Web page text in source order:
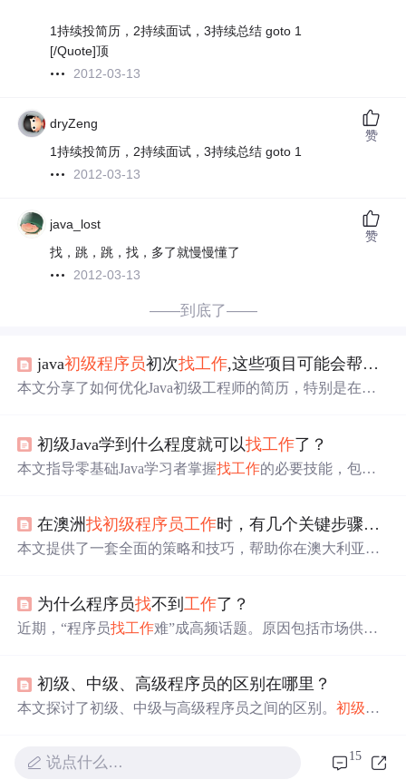
1持续投简历，2持续面试，3持续总结 goto 1
[/Quote]顶
2012-03-13
dryZeng
1持续投简历，2持续面试，3持续总结 goto 1
2012-03-13
赞
java_lost
找，跳，跳，找，多了就慢慢懂了
2012-03-13
赞
——到底了——
java初级程序员初次找工作,这些项目可能会帮到你!
本文分享了如何优化Java初级工程师的简历，特别是在项
并改进商城项目，设计个性化模块，并创建个人博客增加
亮点。
初级Java学到什么程度就可以找工作了？
本文指导零基础Java学习者掌握找工作的必要技能，包括Ja
在澳洲找初级程序员工作时，有几个关键步骤和建议
本文提供了一套全面的策略和技巧，帮助你在澳大利亚寻
为什么程序员找不到 工作了？
近期，“程序员找工作难”成高频话题。原因包括市场供需
企业用人逻辑改变，看重实战、全栈和年龄。开发者可技
术纵深、升级业务理解、构建多维竞争力应对。
初级、中级、高级程序员的区别在哪里？
本文探讨了初级、中级与高级程序员之间的区别。初级程
整体架构，考虑系统的扩展性和稳定性。
说点什么… 15